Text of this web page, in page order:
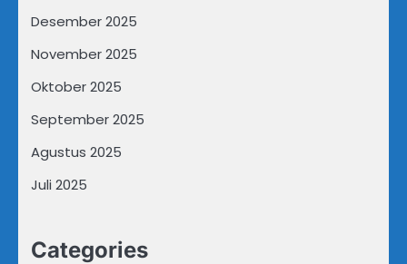
Desember 2025
November 2025
Oktober 2025
September 2025
Agustus 2025
Juli 2025
Categories